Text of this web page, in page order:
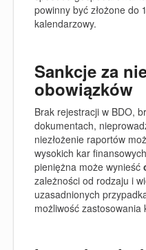
powinny być złożone do
kalendarzowy.
Sankcje za
obowiązków
Brak rejestracji w BDO,
dokumentach,
niezłożenie raportów
wysokich kar
pieniężna może wynieść
zależności od rodzaju i
uzasadnionych
możliwość zastosowania